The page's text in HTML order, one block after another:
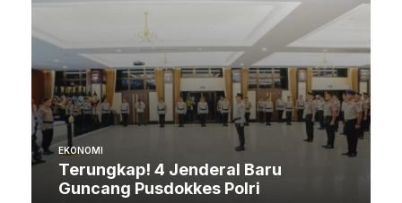
EKONOMI
Terungkap! 4 Jenderal Baru
Guncang Pusdokkes Polri